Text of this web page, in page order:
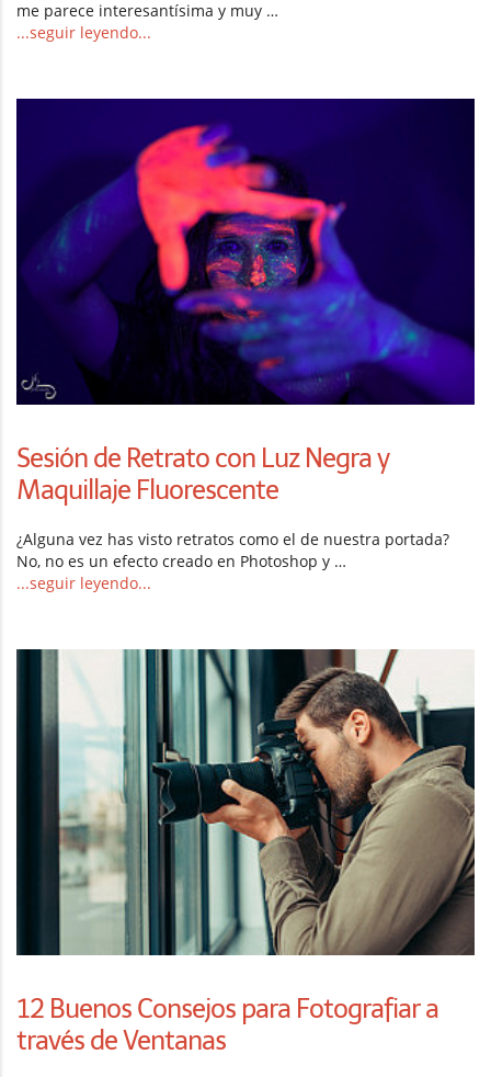
me parece interesantísima y muy …
...seguir leyendo...
Sesión de Retrato con Luz Negra y
Maquillaje Fluorescente
¿Alguna vez has visto retratos como el de nuestra portada?
No, no es un efecto creado en Photoshop y …
...seguir leyendo...
12 Buenos Consejos para Fotografiar a
través de Ventanas